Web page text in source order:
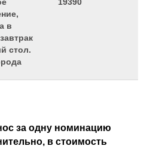
в
стол.
за одну номинацию
в стоимость